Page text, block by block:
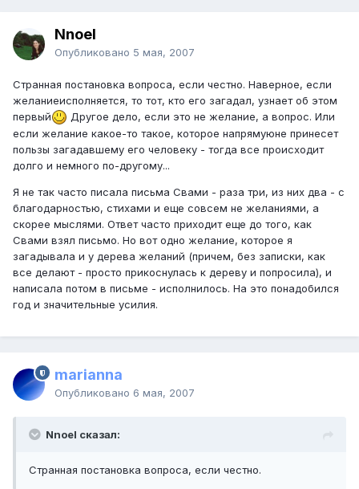
Nnoel
Опубликовано 5 мая, 2007
Странная постановка вопроса, если честно. Наверное, если
желаниеисполняется, то тот, кто его загадал, узнает об этом
первый
Другое дело, если это не желание, а вопрос. Или
если желание какое-то такое, которое напрямуюне принесет
пользы загадавшему его человеку - тогда все происходит
долго и немного по-другому...
Я не так часто писала письма Свами - раза три, из них два - с
благодарностью, стихами и еще совсем не желаниями, а
скорее мыслями. Ответ часто приходит еще до того, как
Свами взял письмо. Но вот одно желание, которое я
загадывала и у дерева желаний (причем, без записки, как
все делают - просто прикоснулась к дереву и попросила), и
написала потом в письме - исполнилось. На это понадобился
год и значительные усилия.
marianna
Опубликовано 6 мая, 2007
Nnoel сказал:
Странная постановка вопроса, если честно.